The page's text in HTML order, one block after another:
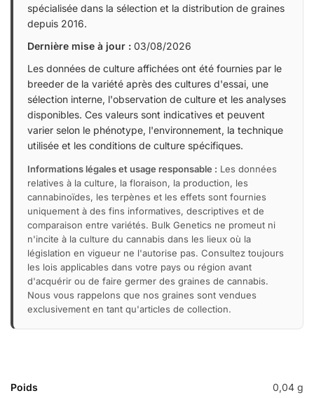
spécialisée dans la sélection et la distribution de graines
depuis 2016.
Dernière mise à jour : 03/08/2026
Les données de culture affichées ont été fournies par le
breeder de la variété après des cultures d'essai, une
sélection interne, l'observation de culture et les analyses
disponibles. Ces valeurs sont indicatives et peuvent
varier selon le phénotype, l'environnement, la technique
utilisée et les conditions de culture spécifiques.
Informations légales et usage responsable : Les données
relatives à la culture, la floraison, la production, les
cannabinoïdes, les terpènes et les effets sont fournies
uniquement à des fins informatives, descriptives et de
comparaison entre variétés. Bulk Genetics ne promeut ni
n'incite à la culture du cannabis dans les lieux où la
législation en vigueur ne l'autorise pas. Consultez toujours
les lois applicables dans votre pays ou région avant
d'acquérir ou de faire germer des graines de cannabis.
Nous vous rappelons que nos graines sont vendues
exclusivement en tant qu'articles de collection.
Poids 0,04 g